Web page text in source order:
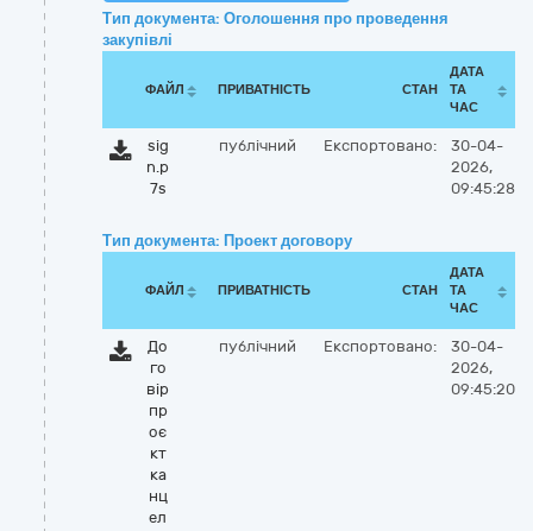
Тип документа: Оголошення про проведення
закупівлі
ФАЙЛ ПРИВАТНІСТЬ СТАН
ДАТА
ТА
ЧАС
sig
n.p
7s
публічний Експортовано:
30-04-
2026,
09:45:28
Тип документа: Проект договору
ФАЙЛ ПРИВАТНІСТЬ СТАН
ДАТА
ТА
ЧАС
До
го
вір
пр
оє
кт
ка
нц
ел
публічний Експортовано:
30-04-
2026,
09:45:20